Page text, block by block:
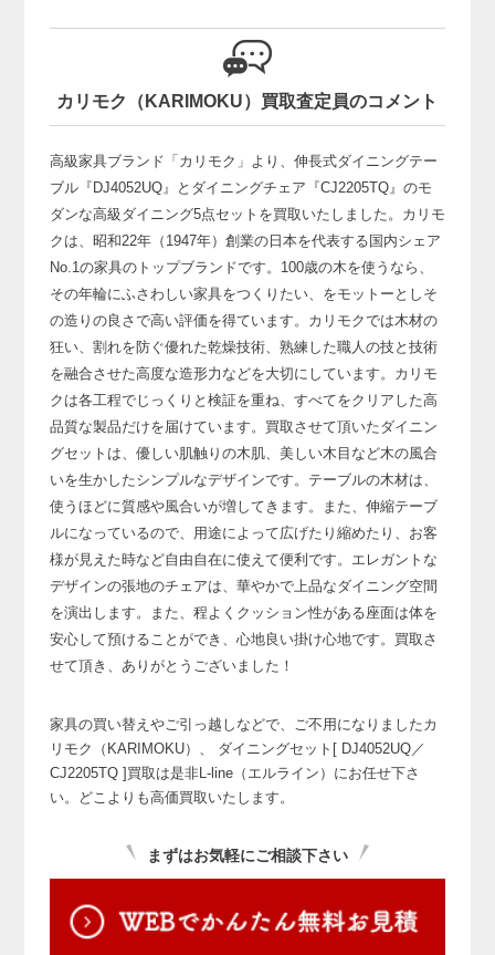
カリモク（KARIMOKU）買取査定員のコメント
高級家具ブランド「カリモク」より、 伸長式ダイニングテー
ブル『DJ4052UQ』とダイニングチェア『CJ2205TQ』のモ
ダンな高級ダイニング5点セットを買取いたしました。 カリモ
クは、昭和22年（1947年）創業の日本を代表する国内シェア
No.1の家具のトップブランドです。 100歳の木を使うなら、
その年輪にふさわしい家具をつくりたい、をモットーとしそ
の造りの良さで高い評価を得ています。 カリモクでは木材の
狂い、割れを防ぐ優れた乾燥技術、 熟練した職人の技と技術
を融合させた高度な造形力などを大切にしています。 カリモ
クは各工程でじっくりと検証を重ね、すべてをクリアした高
品質な製品だけを届けています。 買取させて頂いたダイニン
グセットは、優しい肌触りの木肌、 美しい木目など木の風合
いを生かしたシンプルなデザインです。 テーブルの木材は、
使うほどに質感や風合いが増してきます。
また、伸縮テーブ
ルになっているので、用途によって広げたり縮めたり、 お客
様が見えた時など自由自在に使えて便利です。 エレガントな
デザインの張地のチェアは、華やかで上品なダイニング空間
を演出します。
また、程よくクッション性がある座面は体を
安心して預けることができ、心地良い掛け心地です。 買取さ
せて頂き、ありがとうございました！
家具の買い替えやご引っ越しなどで、ご不用になりましたカ
リモク（KARIMOKU）、
ダイニングセット[ DJ4052UQ／
CJ2205TQ ]買取は是非L-line（エルライン）にお任せ下さ
い。どこよりも高価買取いたします。
まずはお気軽にご相談下さい